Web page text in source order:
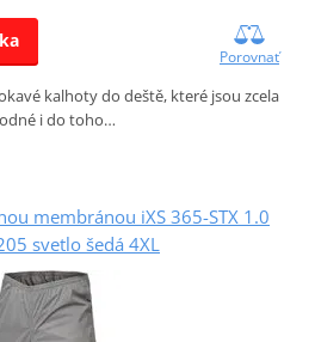
Porovnať
kalhoty do deště, které jsou zcela
i do toho…
membránou iXS 365-STX 1.0
svetlo šedá 4XL